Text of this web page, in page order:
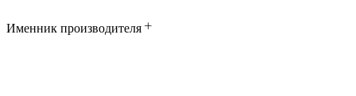
Именник производителя